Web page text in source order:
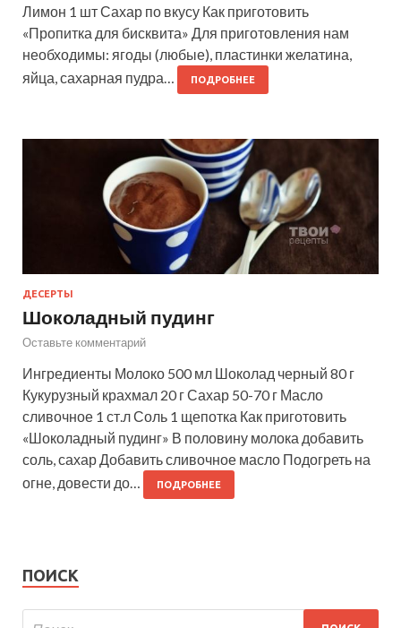
Лимон 1 шт Сахар по вкусу Как приготовить
«Пропитка для бисквита» Для приготовления нам
необходимы: ягоды (любые), пластинки желатина,
яйца, сахарная пудра…
ПОДРОБНЕЕ
ДЕСЕРТЫ
Шоколадный пудинг
Оставьте комментарий
Ингредиенты Молоко 500 мл Шоколад черный 80 г
Кукурузный крахмал 20 г Сахар 50-70 г Масло
сливочное 1 ст.л Соль 1 щепотка Как приготовить
«Шоколадный пудинг» В половину молока добавить
соль, сахар Добавить сливочное масло Подогреть на
огне, довести до…
ПОДРОБНЕЕ
ПОИСК